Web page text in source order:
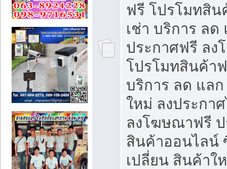
ฟรี โปรโมทสิ
เช่า บริการ ลด
ประกาศฟรี ล
โปรโมทสินค้า
บริการ ลด แล
ใหม่ ลงประกา
ลงโฆษณาฟรี
สินค้าออนไลน์
เปลี่ยน สินค้าใ